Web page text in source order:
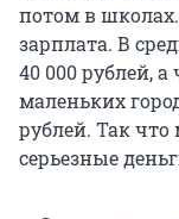
потом в
зарплата. В
40 000 рублей,
маленьких
рублей. Так
серьезные